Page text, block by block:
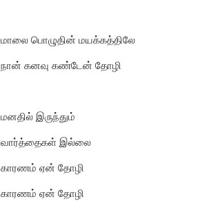
மாலை பொழுதின் மயக்கத்திலே
நான் கனவு கண்டேன் தோழி
மனதில் இருந்தும்
வார்த்தைகள் இல்லை
காரணம் ஏன் தோழி
காரணம் ஏன் தோழி